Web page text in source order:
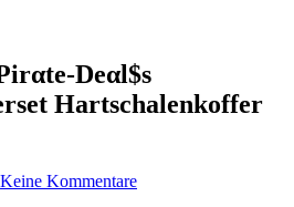
Dеαl$s
Hartschalenkoffer
Keine Kommentare